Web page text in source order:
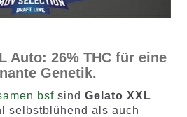
Auto: 26% THC für eine
Genetik.
bsfsind Gelato XXL
selbstblühend als auch